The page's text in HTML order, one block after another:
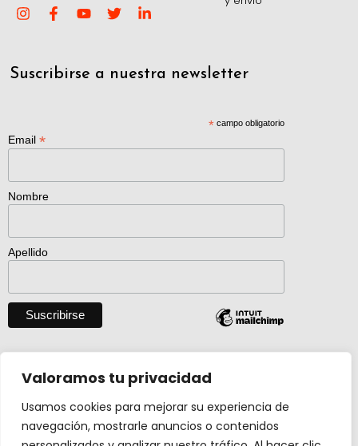
Valoramos tu privacidad
Usamos cookies para mejorar su experiencia de
navegación, mostrarle anuncios o contenidos
Suscribirse a nuestra newsletter
*campo obligatorio
Email *
Nombre
Apellido
Descargar catálogo entero en pdf
Actividad creada con el apoyo de